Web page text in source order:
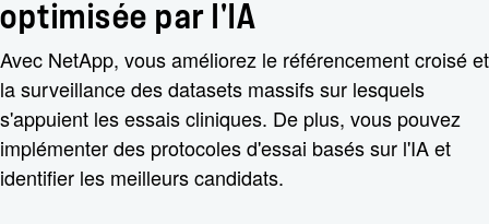
optimisée par l'IA
Avec NetApp, vous améliorez le référencement croisé et
la surveillance des datasets massifs sur lesquels
s'appuient les essais cliniques. De plus, vous pouvez
implémenter des protocoles d'essai basés sur l'IA et
identifier les meilleurs candidats.